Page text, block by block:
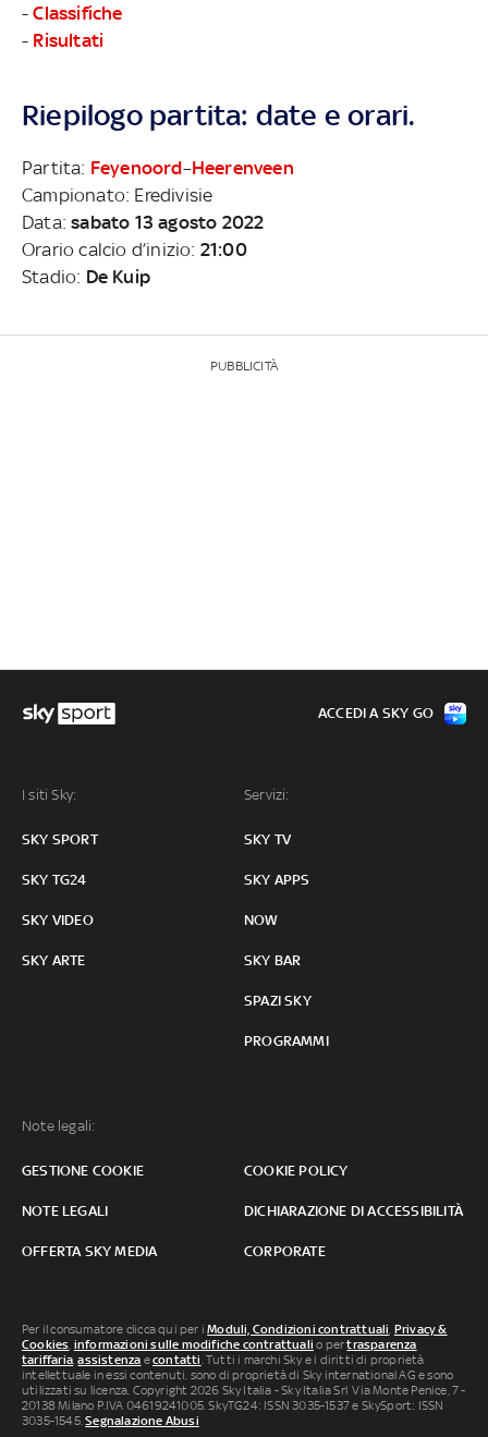
-Classifiche
- Risultati
Riepilogo partita: date e orari.
Partita: Feyenoord–Heerenveen
Campionato: Eredivisie
Data:sabato 13 agosto 2022
Orario calcio d’inizio: 21:00
Stadio: De Kuip
PUBBLICITÀ
I siti Sky:
SKY SPORT
SKY TG24
SKY VIDEO
SKY ARTE
Servizi:
SKY TV
SKY APPS
NOW
SKY BAR
SPAZI SKY
PROGRAMMI
Note legali:
GESTIONE COOKIE COOKIE POLICY
NOTE LEGALI DICHIARAZIONE DI ACCESSIBILITÀ
OFFERTA SKY MEDIA CORPORATE
ACCEDI A SKY GO
Per il consumatore clicca qui per iModuli, Condizioni contrattuali Privacy &
Cookies informazioni sulle modifiche contrattuali o pertrasparenza
tariffaria ,assistenza econtatti . Tutti i marchi Sky e i diritti di proprietà
intellettuale in essi contenuti, sono di proprietà di Sky international AG e sono
utilizzati su licenza. Copyright 2026 Sky Italia - Sky Italia Srl Via Monte Penice, 7 -
20138 Milano P.IVA 04619241005. SkyTG24: ISSN 3035-1537 e SkySport: ISSN
3035-1545.Segnalazione Abusi